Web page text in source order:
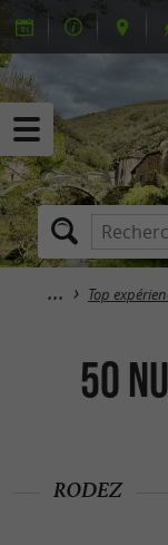
Top
50
RODEZ